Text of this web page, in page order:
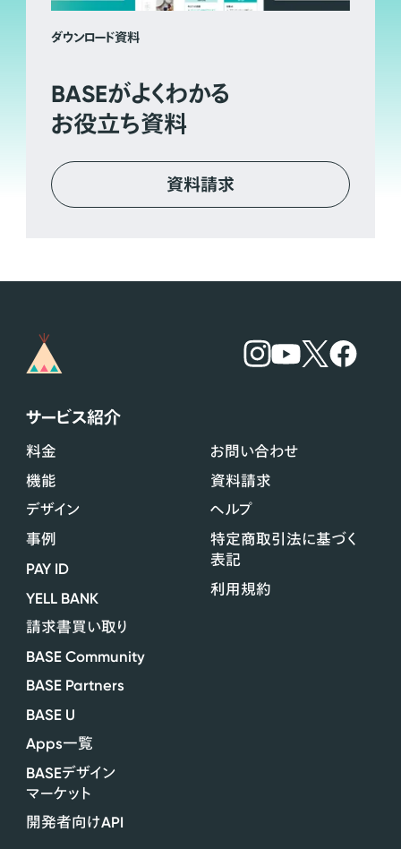
ダウンロード資料
BASEがよくわかる
お役立ち資料
資料請求
サービス紹介
料金
機能
デザイン
事例
PAY ID
YELL BANK
請求書買い取り
BASE Community
BASE Partners
BASE U
Apps一覧
BASEデザイン
マーケット
開発者向けAPI
お問い合わせ
資料請求
ヘルプ
特定商取引法に基づく
表記
利用規約